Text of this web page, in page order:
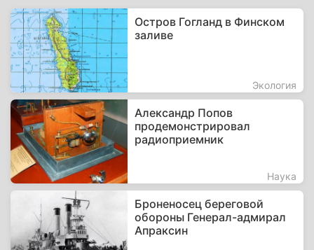
Остров Гогланд в Финском
заливе
Экология
Александр Попов
продемонстрировал
радиоприемник
Наука
Броненосец береговой
обороны Генерал-адмирал
Апраксин